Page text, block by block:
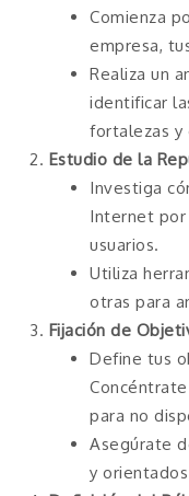
Comienza
empresa,
Realiza un
identificar
fortalezas y
Estudio de la
Investiga
Internet
usuarios.
Utiliza
otras para
Fijación de
Define tus
para no
Asegúrate
y